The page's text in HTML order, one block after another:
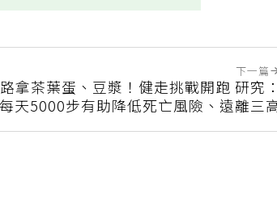
下一篇
拿茶葉蛋、豆漿！健走挑戰開跑 研究
每天5000步有助降低死亡風險、遠離三